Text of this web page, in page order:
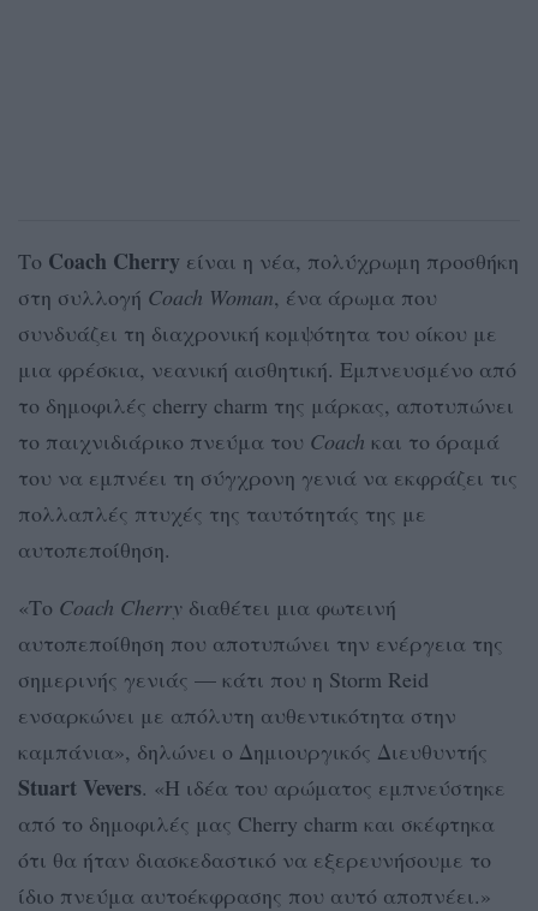
Το Coach Cherry είναι η νέα, πολύχρωμη προσθήκη
στη συλλογή Coach Woman, ένα άρωμα που
συνδυάζει τη διαχρονική κομψότητα του οίκου με
μια φρέσκια, νεανική αισθητική. Εμπνευσμένο από
το δημοφιλές cherry charm της μάρκας, αποτυπώνει
το παιχνιδιάρικο πνεύμα του Coach και το όραμά
του να εμπνέει τη σύγχρονη γενιά να εκφράζει τις
πολλαπλές πτυχές της ταυτότητάς της με
αυτοπεποίθηση.
«Το Coach Cherry διαθέτει μια φωτεινή
αυτοπεποίθηση που αποτυπώνει την ενέργεια της
σημερινής γενιάς — κάτι που η Storm Reid
ενσαρκώνει με απόλυτη αυθεντικότητα στην
καμπάνια», δηλώνει ο Δημιουργικός Διευθυντής
Stuart Vevers. «Η ιδέα του αρώματος εμπνεύστηκε
από το δημοφιλές μας Cherry charm και σκέφτηκα
ότι θα ήταν διασκεδαστικό να εξερευνήσουμε το
ίδιο πνεύμα αυτοέκφρασης που αυτό αποπνέει.»